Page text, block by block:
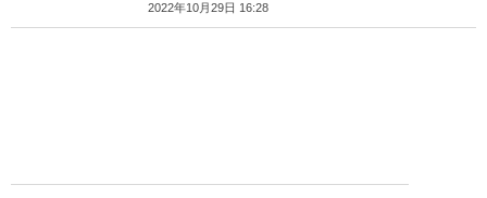
2022年10月29日 16:28